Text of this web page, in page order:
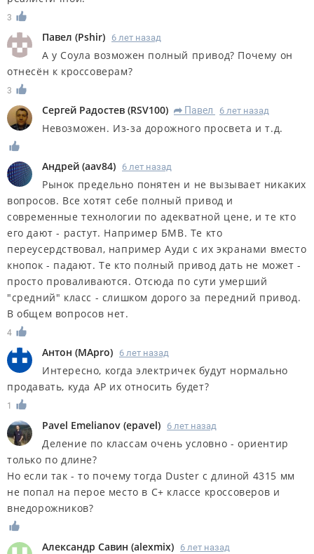
3
Павел (Pshir) 6 лет назад
А у Соула возможен полный привод? Почему он
отнесён к кроссоверам?
3
Сергей Радостев (RSV100) R Павел 6 лет назад
Невозможен. Из-за дорожного просвета и т.д.
Андрей (aav84) 6 лет назад
Рынок предельно понятен и не вызывает никаких
вопросов. Все хотят себе полный привод и
современные технологии по адекватной цене, и те кто
его дают - растут. Например БМВ. Те кто
переусердствовал, например Ауди с их экранами вместо
кнопок - падают. Те кто полный привод дать не может -
просто проваливаются. Отсюда по сути умерший
"средний" класс - слишком дорого за передний привод.
В общем вопросов нет.
4
Антон (MApro) 6 лет назад
Интересно, когда электричек будут нормально
продавать, куда АР их относить будет?
1
Pavel Emelianov (epavel) 6 лет назад
Деление по классам очень условно - ориентир
только по длине?
Но если так - то почему тогда Duster с длиной 4315 мм
не попал на перое место в С+ классе кроссоверов и
внедорожников?
Александр Савин (alexmix) 6 лет назад